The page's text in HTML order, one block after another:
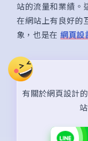
站的流量和業績。
在網站上有良好的
象，也是在 網頁設
有關於網頁設計